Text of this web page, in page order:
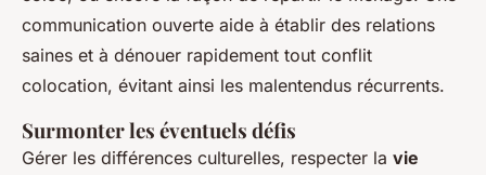
communication ouverte aide à établir des relations
saines et à dénouer rapidement tout conflit
colocation, évitant ainsi les malentendus récurrents.
Surmonter les éventuels défis
Gérer les différences culturelles, respecter la vie